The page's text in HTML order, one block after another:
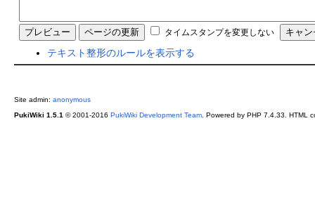
タイムスタンプを変更しない
テキスト整形のルールを表示する
Site admin: anonymous
PukiWiki 1.5.1 © 2001-2016 PukiWiki Development Team. Powered by PHP 7.4.33. HTML